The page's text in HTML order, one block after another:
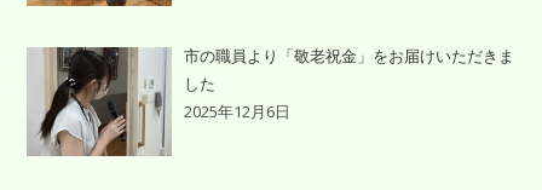
市の職員より「敬老祝金」をお届けいただきま
した
2025年12月6日